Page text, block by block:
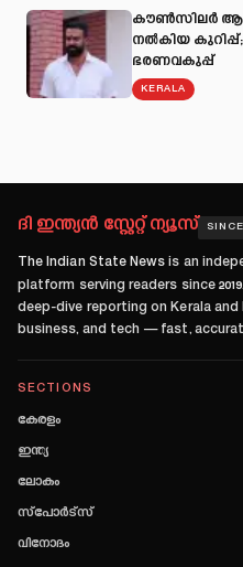
കൗൺസിലർ
നല്‍കിയ കുറിപ്പ്;
ഭരണവകുപ്പ്
KERALA
ദി ഇന്ത്യൻ സ്റ്റേറ്റ് ന്യൂസ്
The Indian State News is an
platform serving readers since 2019
deep-dive reporting on Kerala
business, and tech — fast,
SECTIONS
കേരളം
ഇന്ത്യ
ലോകം
സ്പോർട്സ്
വിനോദം